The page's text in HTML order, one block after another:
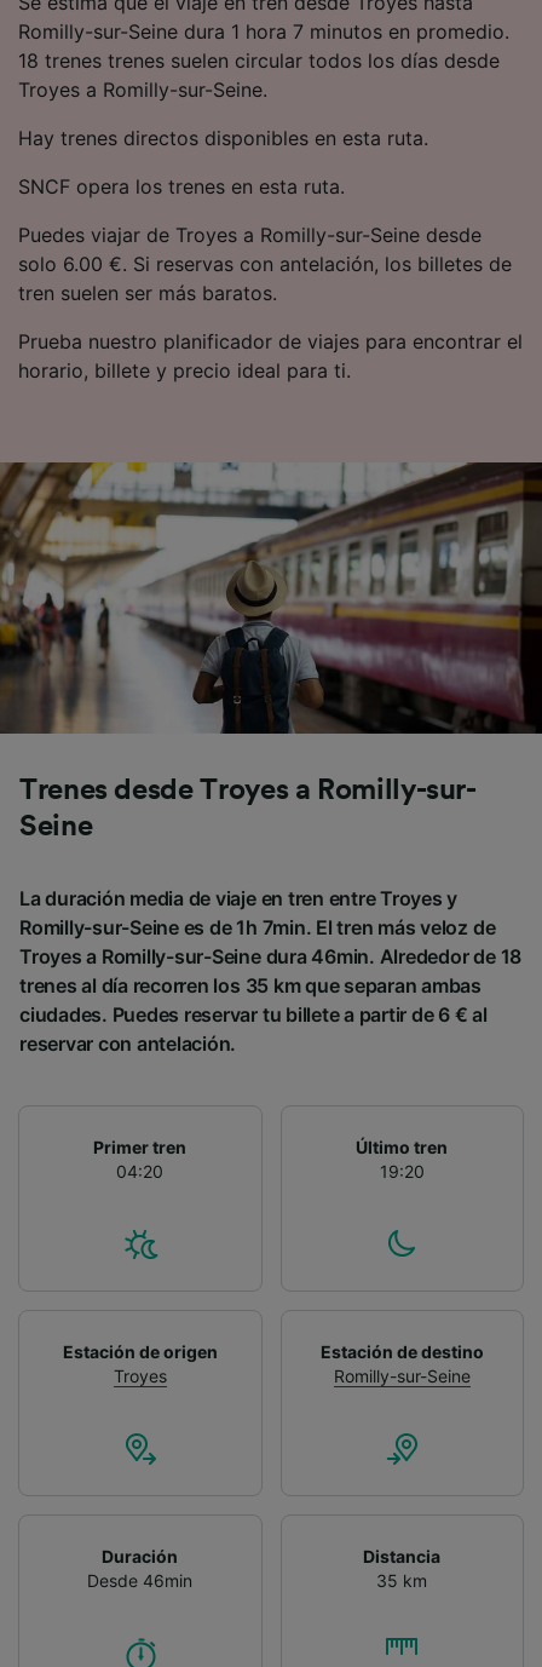
Romilly-sur-Seine dura 1 hora 7 minutos en promedio.
18 trenes trenes suelen circular todos los días desde
Troyes a Romilly-sur-Seine.
Hay trenes directos disponibles en esta ruta.
SNCF opera los trenes en esta ruta.
Puedes viajar de Troyes a Romilly-sur-Seine desde
solo 6.00 €. Si reservas con antelación, los billetes de
tren suelen ser más baratos.
Prueba nuestro planificador de viajes para encontrar el
horario, billete y precio ideal para ti.
Trenes desde Troyes a Romilly-sur-
Seine
La duración media de viaje en tren entre Troyes y
Romilly-sur-Seine es de 1h 7min. El tren más veloz de
Troyes a Romilly-sur-Seine dura 46min. Alrededor de 18
trenes al día recorren los 35 km que separan ambas
ciudades. Puedes reservar tu billete a partir de 6 € al
reservar con antelación.
Primer tren
04:20
Último tren
19:20
Estación de origen
Troyes
Estación de destino
Romilly-sur-Seine
Duración
Desde 46min
Distancia
35 km
precisa. Analizar activamente las
características del dispositivo para su
identificación. Almacenar la información en un
dispositivo y/o acceder a ella. Publicidad y
publicidad y contenido, investigación de